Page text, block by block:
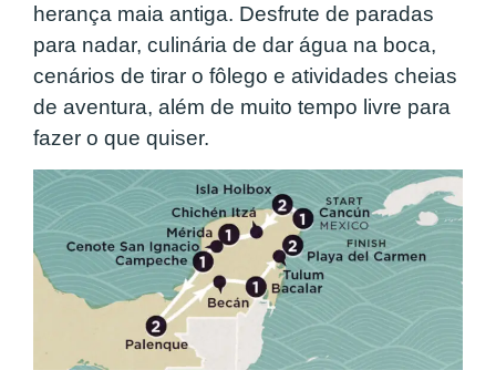
herança maia antiga. Desfrute de paradas
para nadar, culinária de dar água na boca,
cenários de tirar o fôlego e atividades cheias
de aventura, além de muito tempo livre para
fazer o que quiser.